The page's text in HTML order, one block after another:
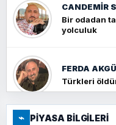
CANDEMIR
Bir odadan
yolculuk
FERDA
Türkleri
FERHAT
⌁ PIYASA BILGILERI